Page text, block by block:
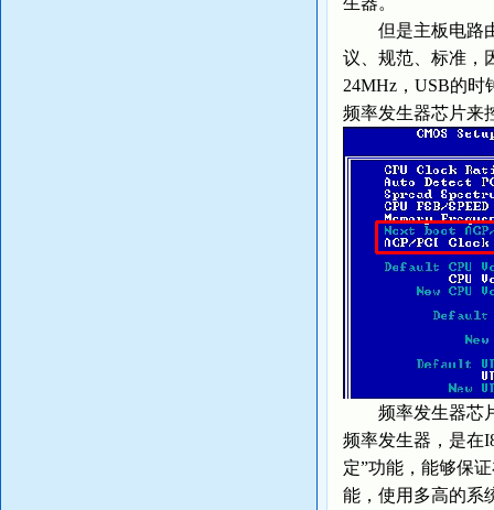
但是主板电路由
议、规范、标准，
24MHz，USB的
频率发生器芯片来
频率发生器芯片
频率发生器，是在
定”功能，能够保
能，使用多高的系